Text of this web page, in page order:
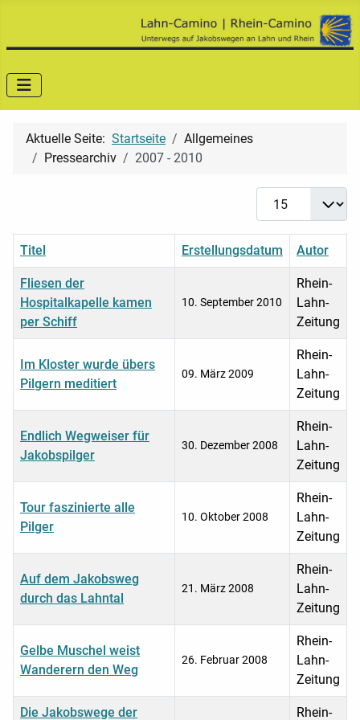
Aktuelle Seite: Startseite
Allgemeines
Pressearchiv
2007 - 2010
Anzeige #
Titel Erstellungsdatum Autor
Fliesen der
Hospitalkapelle kamen
per Schiff
10. September 2010
Rhein-
Lahn-
Zeitung
Im Kloster wurde übers
Pilgern meditiert
09. März 2009
Rhein-
Lahn-
Zeitung
Endlich Wegweiser für
Jakobspilger
30. Dezember 2008
Rhein-
Lahn-
Zeitung
Tour faszinierte alle
Pilger
10. Oktober 2008
Rhein-
Lahn-
Zeitung
Auf dem Jakobsweg
durch das Lahntal
21. März 2008
Rhein-
Lahn-
Zeitung
Gelbe Muschel weist
Wanderern den Weg
26. Februar 2008
Rhein-
Lahn-
Zeitung
Die Jakobswege der Rhein-